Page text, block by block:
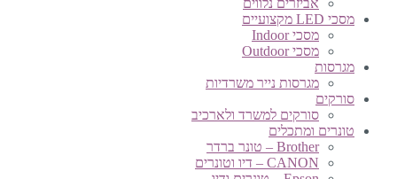
אביזרים נלווים
מסכי LED מקצועיים
מסכי Indoor
מסכי Outdoor
מגרסות
מגרסות נייר משרדיות
סורקים
סורקים למשרד ולארכיב
טונרים ומתכלים
Brother – טונר ברדר
CANON – דיו וטונרים